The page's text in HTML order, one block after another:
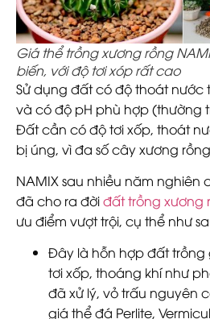
Giá thể trồng xương rồng
biến, với độ tơi xóp rất cao
Sử dụng đất có độ thoát nước
và có độ pH phù hợp (thường
Đất cần có độ tơi xốp, thoát
bị úng, vì đa số cây xương
NAMIX sau nhiều năm nghiên
đã cho ra đờiđất trồng xương
ưu điểm vượt trội, cụ thể như
Đây là hỗn hợp đất
tơi xốp, thoáng khí như
đã xử lý, vỏ trấu nguyên
giá thể đá Perlite,